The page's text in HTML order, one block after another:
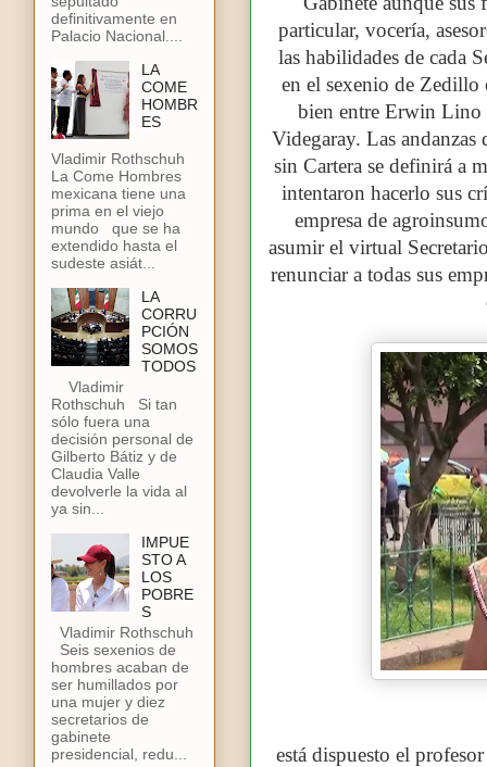
particular, vocería,
las habilidades de cada
en el sexenio de Zedillo
bien entre Erwin Lino
Videgaray. Las
sin Cartera se definirá a
intentaron hacerlo sus
empresa de
asumir el virtual
renunciar a todas sus
está dispuesto el
definitivamente en
Palacio Nacional....
LA
COME
HOMBR
ES
Vladimir Rothschuh
La Come Hombres
mexicana tiene una
prima en el viejo
mundo que se ha
extendido hasta el
sudeste asiát...
LA
CORRU
PCIÓN
SOMOS
TODOS
Vladimir
Rothschuh Si tan
sólo fuera una
decisión personal de
Gilberto Bátiz y de
Claudia Valle
devolverle la vida al
ya sin...
IMPUE
STO A
LOS
POBRE
S
Vladimir Rothschuh
Seis sexenios de
hombres acaban de
ser humillados por
una mujer y diez
secretarios de
gabinete
presidencial, redu...